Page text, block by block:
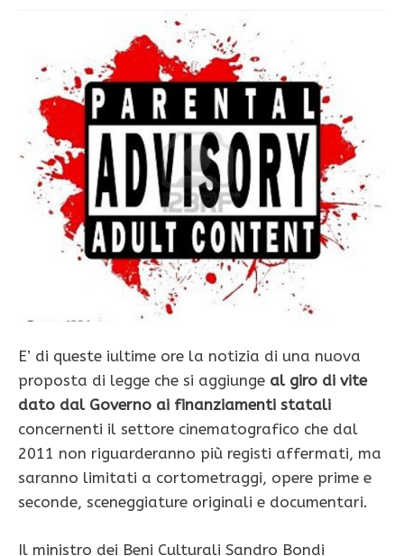
E’ di queste iultime ore la notizia di una nuova
proposta di legge che si aggiunge al giro di vite
dato dal Governo ai finanziamenti statali
concernenti il settore cinematografico che dal
2011 non riguarderanno più registi affermati, ma
saranno limitati a cortometraggi, opere prime e
seconde, sceneggiature originali e documentari.
Il ministro dei Beni Culturali Sandro Bondi